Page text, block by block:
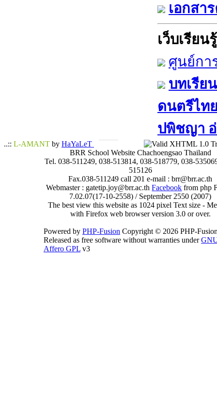
เอกสา
เว็บเรียนรู้
ศูนย์กา
บทเรีย
ดนตรีไท
ปพิชญา​ อ่
..:: L-AMANT by HaYaLeT
BRR School Website Chachoengsao Thailand
Tel. 038-511249, 038-513814, 038-518779, 038-
515126
Fax.038-511249 call 201 e-mail : brr@brr.ac.th
Webmaster : gatetip.joy@brr.ac.thFacebook from php
7.02.07(17-10-2558) / September 2550 (2007)
The best view this website as 1024 pixel Text size -
with Firefox web browser version 3.0 or over.
Powered by PHP-Fusion Copyright © 2026 PHP-
Released as free software without warranties under
Affero GPL v3